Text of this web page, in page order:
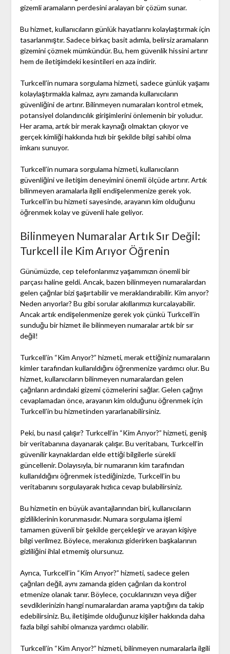
gizemli aramaların perdesini aralayan bir çözüm sunar.
Bu hizmet, kullanıcıların günlük hayatlarını kolaylaştırmak için
tasarlanmıştır. Sadece birkaç basit adımla, belirsiz aramaların
gizemini çözmek mümkündür. Bu, hem güvenlik hissini artırır
hem de iletişimdeki kesintileri en aza indirir.
Turkcell’in numara sorgulama hizmeti, sadece günlük yaşamı
kolaylaştırmakla kalmaz, aynı zamanda kullanıcıların
güvenliğini de artırır. Bilinmeyen numaraları kontrol etmek,
potansiyel dolandırıcılık girişimlerini önlemenin bir yoludur.
Her arama, artık bir merak kaynağı olmaktan çıkıyor ve
gerçek kimliği hakkında hızlı bir şekilde bilgi sahibi olma
imkanı sunuyor.
Turkcell’in numara sorgulama hizmeti, kullanıcıların
güvenliğini ve iletişim deneyimini önemli ölçüde artırır. Artık
bilinmeyen aramalarla ilgili endişelenmenize gerek yok.
Turkcell’in bu hizmeti sayesinde, arayanın kim olduğunu
öğrenmek kolay ve güvenli hale geliyor.
Bilinmeyen Numaralar Artık Sır Değil:
Turkcell ile Kim Arıyor Öğrenin
Günümüzde, cep telefonlarımız yaşamımızın önemli bir
parçası haline geldi. Ancak, bazen bilinmeyen numaralardan
gelen çağrılar bizi şaşırtabilir ve meraklandırabilir. Kim arıyor?
Neden arıyorlar? Bu gibi sorular akıllarımızı kurcalayabilir.
Ancak artık endişelenmenize gerek yok çünkü Turkcell’in
sunduğu bir hizmet ile bilinmeyen numaralar artık bir sır
değil!
Turkcell’in “Kim Arıyor?” hizmeti, merak ettiğiniz numaraların
kimler tarafından kullanıldığını öğrenmenize yardımcı olur. Bu
hizmet, kullanıcıların bilinmeyen numaralardan gelen
çağrıların ardındaki gizemi çözmelerini sağlar. Gelen çağrıyı
cevaplamadan önce, arayanın kim olduğunu öğrenmek için
Turkcell’in bu hizmetinden yararlanabilirsiniz.
Peki, bu nasıl çalışır? Turkcell’in “Kim Arıyor?” hizmeti, geniş
bir veritabanına dayanarak çalışır. Bu veritabanı, Turkcell’in
güvenilir kaynaklardan elde ettiği bilgilerle sürekli
güncellenir. Dolayısıyla, bir numaranın kim tarafından
kullanıldığını öğrenmek istediğinizde, Turkcell’in bu
veritabanını sorgulayarak hızlıca cevap bulabilirsiniz.
Bu hizmetin en büyük avantajlarından biri, kullanıcıların
gizliliklerinin korunmasıdır. Numara sorgulama işlemi
tamamen güvenli bir şekilde gerçekleşir ve arayan kişiye
bilgi verilmez. Böylece, merakınızı giderirken başkalarının
gizliliğini ihlal etmemiş olursunuz.
Ayrıca, Turkcell’in “Kim Arıyor?” hizmeti, sadece gelen
çağrıları değil, aynı zamanda giden çağrıları da kontrol
etmenize olanak tanır. Böylece, çocuklarınızın veya diğer
sevdiklerinizin hangi numaralardan arama yaptığını da takip
edebilirsiniz. Bu, iletişimde olduğunuz kişiler hakkında daha
fazla bilgi sahibi olmanıza yardımcı olabilir.
Turkcell’in “Kim Arıyor?” hizmeti, bilinmeyen numaralarla ilgili